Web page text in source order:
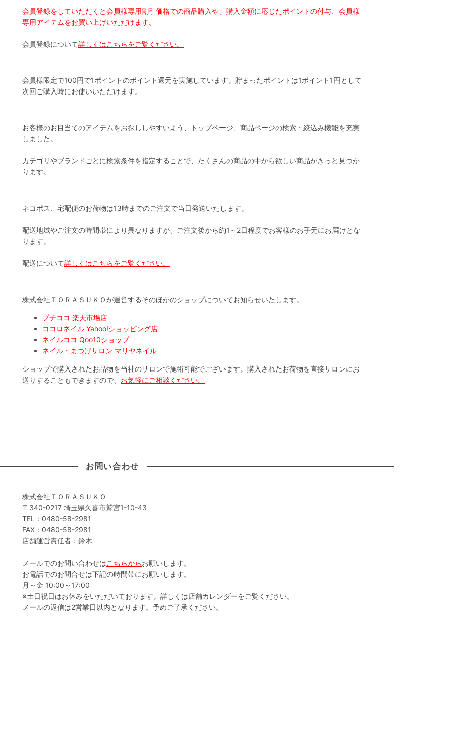
会員登録をしていただくと会員様専用割引価格での商品購入や、購入金額に応じたポイントの付与、会員様
専用アイテムをお買い上げいただけます。
会員登録について詳しくはこちらをご覧ください。
会員様限定で100円で1ポイントのポイント還元を実施しています。貯まったポイントは1ポイント1円として
次回ご購入時にお使いいただけます。
お客様のお目当てのアイテムをお探ししやすいよう、トップページ、商品ページの検索・絞込み機能を充実
しました。
カテゴリやブランドごとに検索条件を指定することで、たくさんの商品の中から欲しい商品がきっと見つか
ります。
ネコポス、宅配便のお荷物は13時までのご注文で当日発送いたします。
配送地域やご注文の時間帯により異なりますが、ご注文後から約1～2日程度でお客様のお手元にお届けとな
ります。
配送について詳しくはこちらをご覧ください。
株式会社ＴＯＲＡＳＵＫＯが運営するそのほかのショップについてお知らせいたします。
プチココ 楽天市場店
ココロネイル Yahoo!ショッピング店
ネイルココ Qoo10ショップ
ネイル・まつげサロン マリヤネイル
ショップで購入されたお品物を当社のサロンで施術可能でございます。購入されたお荷物を直接サロンにお
送りすることもできますので、 お気軽にご相談ください。
お問い合わせ
株式会社ＴＯＲＡＳＵＫＯ
〒340-0217 埼玉県久喜市鷲宮1-10-43
TEL：0480-58-2981
FAX：0480-58-2981
店舗運営責任者：鈴木
メールでのお問い合わせはこちらからお願いします。
お電話でのお問合せは下記の時間帯にお願いします。
月～金 10:00～17:00
※土日祝日はお休みをいただいております。詳しくは店舗カレンダーをご覧ください。
メールの返信は2営業日以内となります。予めご了承ください。